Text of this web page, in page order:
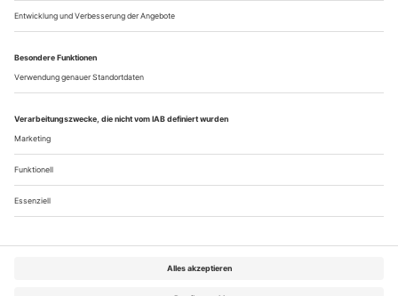
Tanzen, singen und sprechen mit Mundschutz und sechs
Metern Abstand – wie soll das gehen? Wenn wir dabei nicht
ersticken oder zumindest kollabieren, wird uns natürlich
schon irgendwas einfallen – denn wir sind ja immer kreativ.
Oder? Aber Spaß oder Sinn macht das nicht. Wie etwas
darstellen ohne Nähe, ohne Raum, ohne (Gesichts-)Ausdruck
und dann auch noch vor fast...
Über uns Kontakt Kritikerumfrage Newsletter